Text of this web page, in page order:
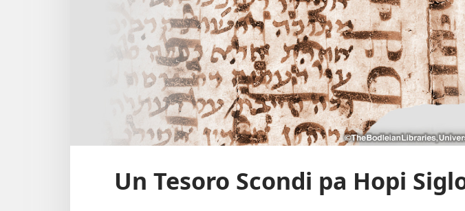
Un Tesoro Scondi pa Hopi